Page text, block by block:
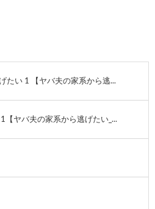
たい 1 【ヤバ夫の家系から逃...
【ヤバ夫の家系から逃げたい_...